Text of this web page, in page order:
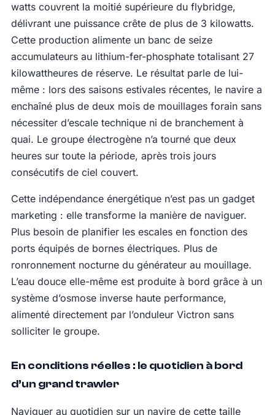
watts couvrent la moitié supérieure du flybridge,
délivrant une puissance crête de plus de 3 kilowatts.
Cette production alimente un banc de seize
accumulateurs au lithium-fer-phosphate totalisant 27
kilowattheures de réserve. Le résultat parle de lui-
même : lors des saisons estivales récentes, le navire a
enchaîné plus de deux mois de mouillages forain sans
nécessiter d’escale technique ni de branchement à
quai. Le groupe électrogène n’a tourné que deux
heures sur toute la période, après trois jours
consécutifs de ciel couvert.
Cette indépendance énergétique n’est pas un gadget
marketing : elle transforme la manière de naviguer.
Plus besoin de planifier les escales en fonction des
ports équipés de bornes électriques. Plus de
ronronnement nocturne du générateur au mouillage.
L’eau douce elle-même est produite à bord grâce à un
système d’osmose inverse haute performance,
alimenté directement par l’onduleur Victron sans
solliciter le groupe.
En conditions réelles : le quotidien à bord
d’un grand trawler
Naviguer au quotidien sur un navire de cette taille